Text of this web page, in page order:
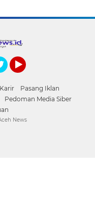
Karir
Pasang Iklan
Pedoman Media Siber
News